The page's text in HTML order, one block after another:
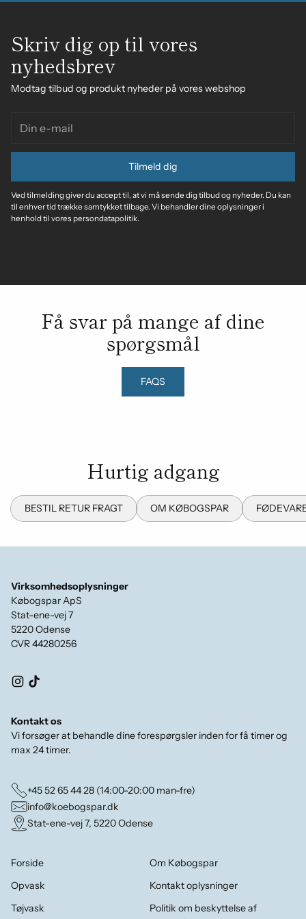
Skriv dig op til vores
nyhedsbrev
Modtag tilbud og produkt nyheder på vores webshop
Tilmeld dig
Ved tilmelding giver du accept til, at vi må sende dig tilbud og nyheder. Du kan
til enhver tid trække samtykket tilbage. Vi behandler dine oplysninger i
henhold til vores persondatapolitik.
Få svar på mange af dine
spørgsmål
FAQS
Hurtig adgang
BESTIL RETUR FRAGT OM KØBOGSPAR
Virksomhedsoplysninger
Købogspar ApS
Stat-ene-vej 7
5220 Odense
CVR 44280256
Kontakt os
Vi forsøger at behandle dine forespørgsler inden for få timer og
max 24 timer.
+45 52 65 44 28 (14:00-20:00 man-fre)
info@koebogspar.dk
Stat-ene-vej 7, 5220 Odense
Forside
Opvask
Tøjvask
Om Købogspar
Kontakt oplysninger
Politik om beskyttelse af